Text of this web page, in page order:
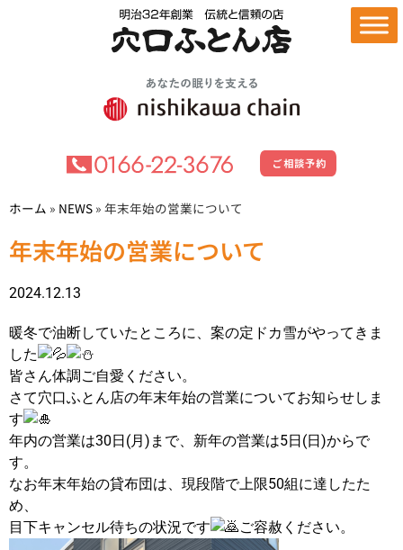
ホーム » NEWS » 年末年始の営業について
年末年始の営業について
2024.12.13
暖冬で油断していたところに、案の定ドカ雪がやってきま
した
皆さん体調ご自愛ください。
さて穴口ふとん店の年末年始の営業についてお知らせしま
す
年内の営業は30日(月)まで、新年の営業は5日(日)からで
す。
なお年末年始の貸布団は、現段階で上限50組に達したた
め、
目下キャンセル待ちの状況です
ご容赦ください。